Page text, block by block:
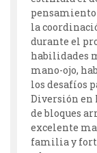
la
durante el
habilidades
mano-ojo,
los desafíos
Diversión en
de bloques
excelente
familia y